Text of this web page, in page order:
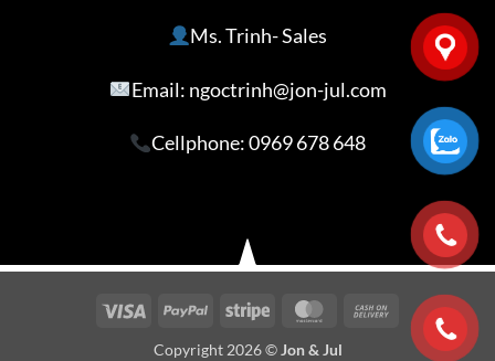
Ms. Trinh- Sales
Email: ngoctrinh@jon-jul.com
Cellphone:0969 678 648
Visa PayPal Stripe MasterCardCash
On
Copyright 2026 © Jon & Jul